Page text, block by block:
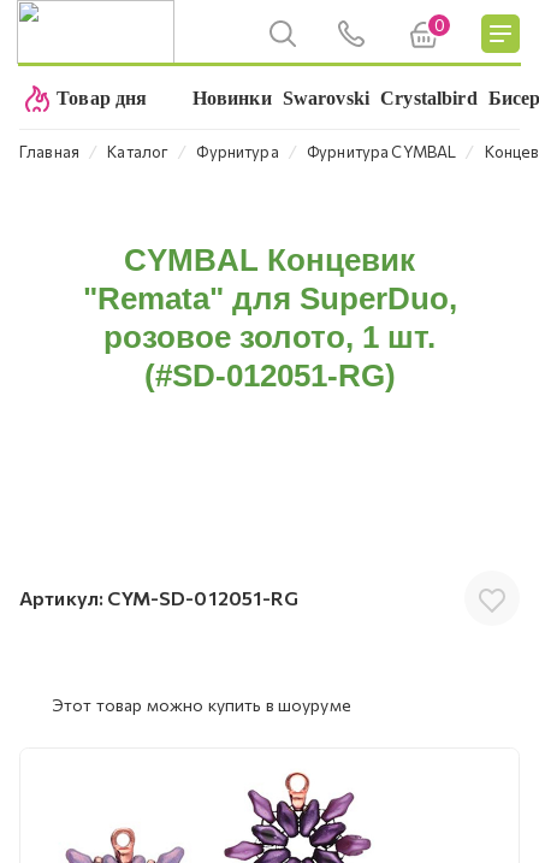
0
Товар дня Новинки Swarovski Crystalbird
Главная ⁄ Каталог ⁄ Фурнитура ⁄ Фурнитура CYMBAL ⁄
CYMBAL Концевик
"Remata" для SuperDuo,
розовое золото, 1 шт.
(#SD-012051-RG)
Артикул: CYM-SD-012051-RG
Этот товар можно купить в шоуруме